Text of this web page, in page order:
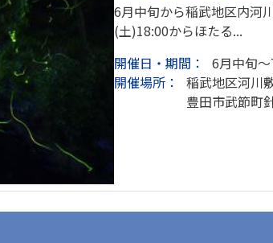
6月中旬から稲武地区内河
(土)18:00からほたる...
開催日・期間：
6月中旬
開催場所：
稲武地区河川
豊田市武節町